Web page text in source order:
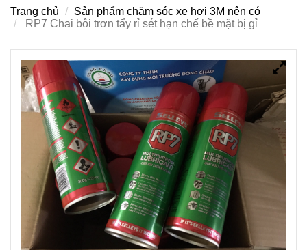
Trang chủ
Sản phẩm chăm sóc xe hơi 3M nên có
RP7 Chai bôi trơn tẩy rỉ sét hạn chế bề mặt bị gỉ